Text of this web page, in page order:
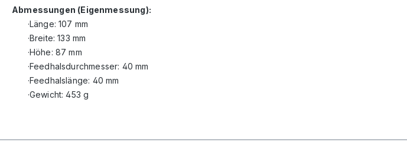
Abmessungen (Eigenmessung):
·Länge: 107 mm
·Breite: 133 mm
·Höhe: 87 mm
·Feedhalsdurchmesser: 40 mm
·Feedhalslänge: 40 mm
·Gewicht: 453 g